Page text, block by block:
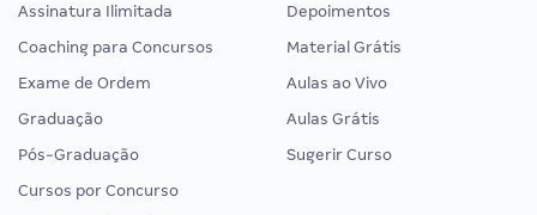
Assinatura Ilimitada
Coaching para Concursos
Exame de Ordem
Graduação
Pós-Graduação
Cursos por Concurso
Depoimentos
Material Grátis
Aulas ao Vivo
Aulas Grátis
Sugerir Curso